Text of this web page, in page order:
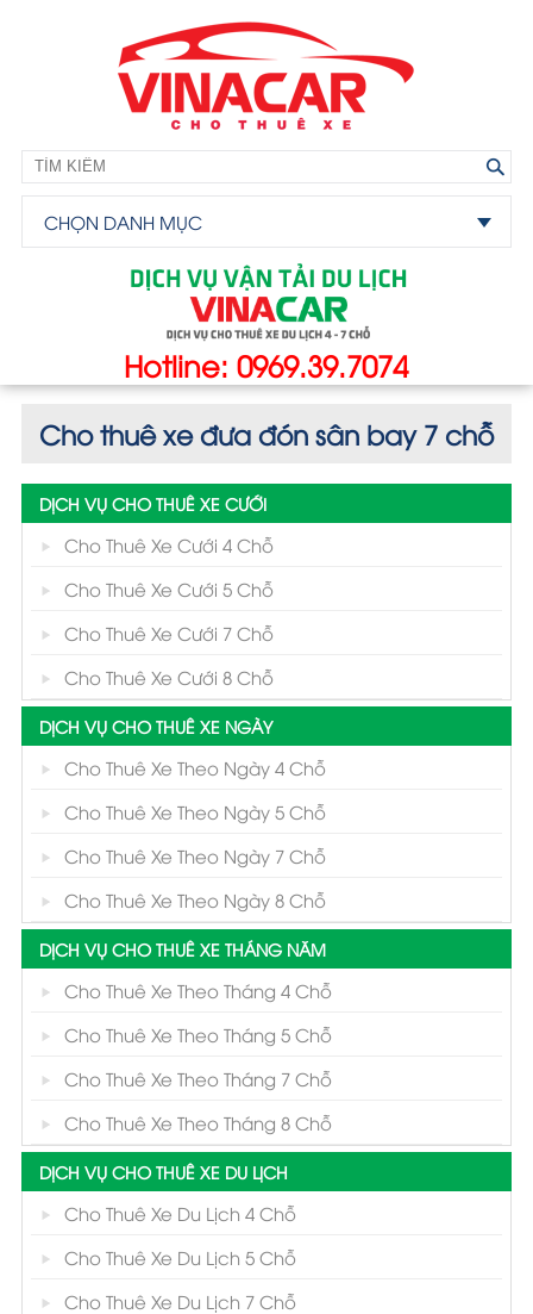
CHỌN DANH MỤC
Hotline: 0969.39.7074
Cho thuê xe đưa đón sân bay 7 chỗ
DỊCH VỤ CHO THUÊ XE CƯỚI
Cho Thuê Xe Cưới 4 Chỗ
Cho Thuê Xe Cưới 5 Chỗ
Cho Thuê Xe Cưới 7 Chỗ
Cho Thuê Xe Cưới 8 Chỗ
DỊCH VỤ CHO THUÊ XE NGÀY
Cho Thuê Xe Theo Ngày 4 Chỗ
Cho Thuê Xe Theo Ngày 5 Chỗ
Cho Thuê Xe Theo Ngày 7 Chỗ
Cho Thuê Xe Theo Ngày 8 Chỗ
DỊCH VỤ CHO THUÊ XE THÁNG NĂM
Cho Thuê Xe Theo Tháng 4 Chỗ
Cho Thuê Xe Theo Tháng 5 Chỗ
Cho Thuê Xe Theo Tháng 7 Chỗ
Cho Thuê Xe Theo Tháng 8 Chỗ
DỊCH VỤ CHO THUÊ XE DU LỊCH
Cho Thuê Xe Du Lịch 4 Chỗ
Cho Thuê Xe Du Lịch 5 Chỗ
Cho Thuê Xe Du Lịch 7 Chỗ